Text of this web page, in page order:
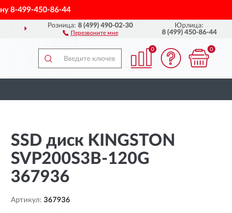
8-499-450-86-44
ДОСТАВИМ ПО ВСЕЙ РОССИИ
Розница:8 (499) 490-02-30
Перезвоните мне
Юрлица:
8 (499) 450-86-44
0 0
SSD диск KINGSTON
SVP200S3B-120G
367936
Артикул: 367936